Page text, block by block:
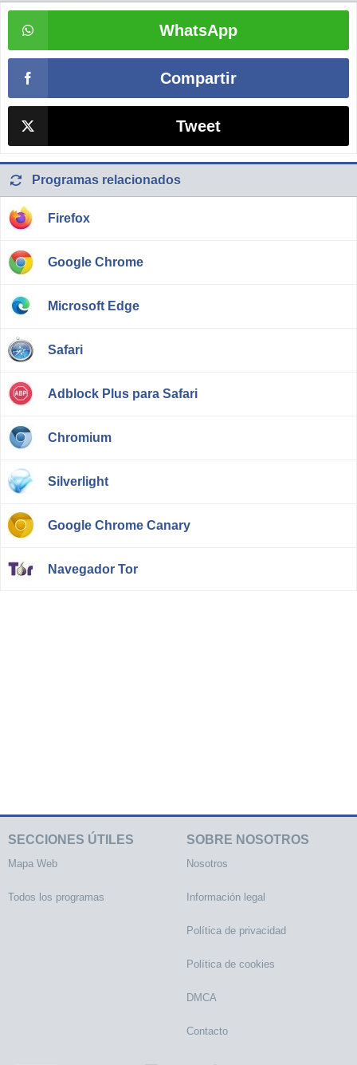
WhatsApp
Compartir
Tweet
Programas relacionados
Firefox
Google Chrome
Microsoft Edge
Safari
Adblock Plus para Safari
Chromium
Silverlight
Google Chrome Canary
Navegador Tor
SECCIONES ÚTILES
Mapa Web
Todos los programas
SOBRE NOSOTROS
Nosotros
Información legal
Política de privacidad
Política de cookies
DMCA
Contacto